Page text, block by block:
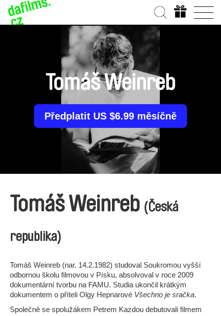
Tomáš Weinreb
Předplatit US $6.99 měsíčně
Tomáš Weinreb (Česká
republika)
Tomáš Weinreb (nar. 14.2.1982) studoval Soukromou vyšší
odbornou školu filmovou v Písku, absolvoval v roce 2009
dokumentární tvorbu na FAMU. Studia ukončil krátkým
dokumentem o příteli Olgy Hepnarové Všechno je sračka.
Společně se spolužákem Petrem Kazdou debutovali filmem